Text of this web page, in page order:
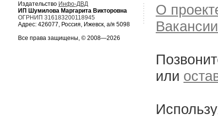
Издательство Инфо-ДВД
ИП Шумилова Маргарита Викторовна
ОГРНИП 316183200118945
Адрес: 426077, Россия, Ижевск, а/я 5098
Все права защищены, © 2008—2026
О
Вакансии
или